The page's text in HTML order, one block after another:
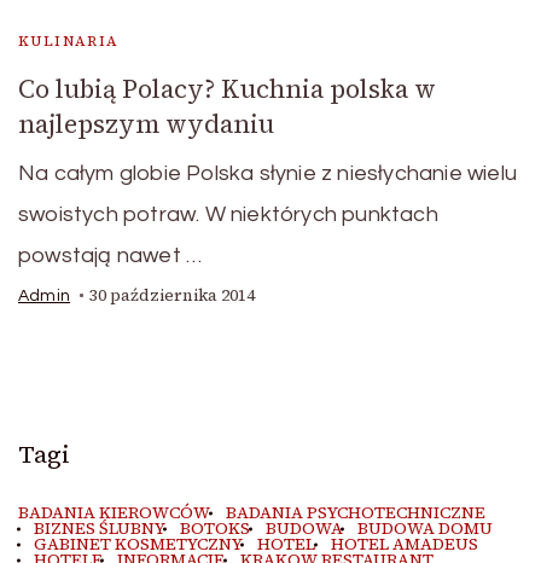
KULINARIA
Co lubią Polacy? Kuchnia polska w
najlepszym wydaniu
Na całym globie Polska słynie z niesłychanie wielu
swoistych potraw. W niektórych punktach
powstają nawet …
Admin 30 października 2014
Tagi
BADANIA KIEROWCÓW BADANIA PSYCHOTECHNICZNE
BIZNES ŚLUBNY BOTOKS BUDOWA BUDOWA DOMU
GABINET KOSMETYCZNY HOTEL HOTEL AMADEUS